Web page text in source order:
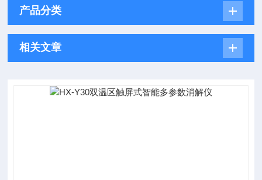
产品分类
相关文章